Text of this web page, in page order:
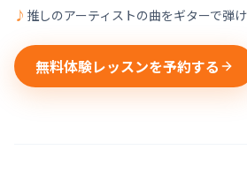
♪ 推しのアーティストの曲をギターで弾
無料体験レッスンを予約する